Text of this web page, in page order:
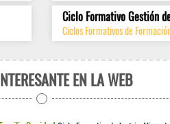
Ciclo Formativo Gestión
Ciclos Formativos de
EN LA WEB